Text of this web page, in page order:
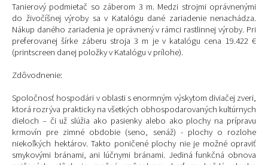
Tanierový podmietač so záberom 3 m. Medzi strojmi oprávnenými
do živočíšnej výroby sa v Katalógu dané zariadenie nenachádza.
Nákup daného zariadenia je oprávnený v rámci rastlinnej výroby. Pri
preferovanej šírke záberu stroja 3 m je v katalógu cena 19.422 €
(printscreen danej položky v Katalógu v prílohe).
Zdôvodnenie:
Spoločnosť hospodári v oblasti s enormným výskytom diviačej zveri,
ktorá rozrýva prakticky na všetkých obhospodarovaných kultúrnych
dieloch – či už slúžia ako pasienky alebo ako plochy na prípravu
krmovín pre zimné obdobie (seno, senáž) - plochy o rozlohe
niekoľkých hektárov. Takto poničené plochy nie je možné opraviť
smykovými bránami, ani lúčnymi bránami. Jediná funkčná obnova